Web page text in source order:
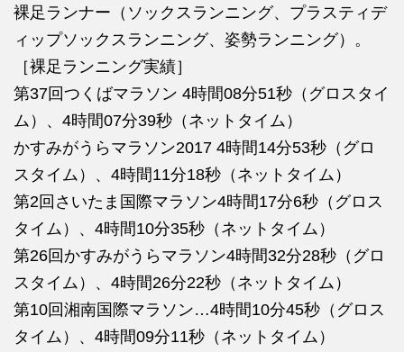
裸足ランナー（ソックスランニング、プラスティデ
ィップソックスランニング、姿勢ランニング）。
［裸足ランニング実績］
第37回つくばマラソン 4時間08分51秒（グロスタイ
ム）、4時間07分39秒（ネットタイム）
かすみがうらマラソン2017 4時間14分53秒（グロ
スタイム）、4時間11分18秒（ネットタイム）
第2回さいたま国際マラソン4時間17分6秒（グロス
タイム）、4時間10分35秒（ネットタイム）
第26回かすみがうらマラソン4時間32分28秒（グロ
スタイム）、4時間26分22秒（ネットタイム）
第10回湘南国際マラソン…4時間10分45秒（グロス
タイム）、4時間09分11秒（ネットタイム）